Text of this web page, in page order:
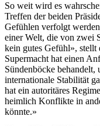
So weit wird es
Treffen der beiden
Gefühlen verfolgt
einer Welt, die von zwei
kein gutes Gefühl», stellt
Supermacht hat einen
Sündenböcke
internationale Stabilität
hat ein autoritäres
heimlich Konflikte in
könnte.»